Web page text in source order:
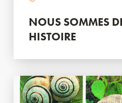
NOUS SOMMES
HISTOIRE